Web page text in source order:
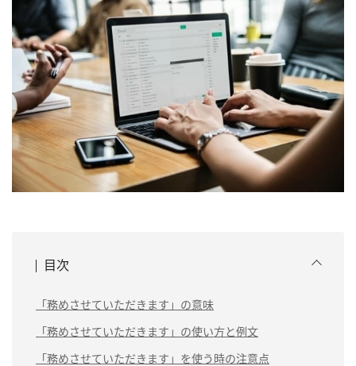
目次
「務めさせていただきます」の意味
「務めさせていただきます」の使い方と例文
「務めさせていただきます」を使う時の注意点